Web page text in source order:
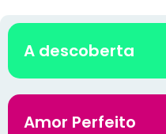
A descoberta
Amor Perfeito